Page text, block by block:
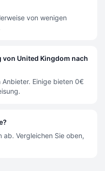
von wenigen
United Kingdom nach
Anbieter. Einige bieten 0€
ab. Vergleichen Sie oben,